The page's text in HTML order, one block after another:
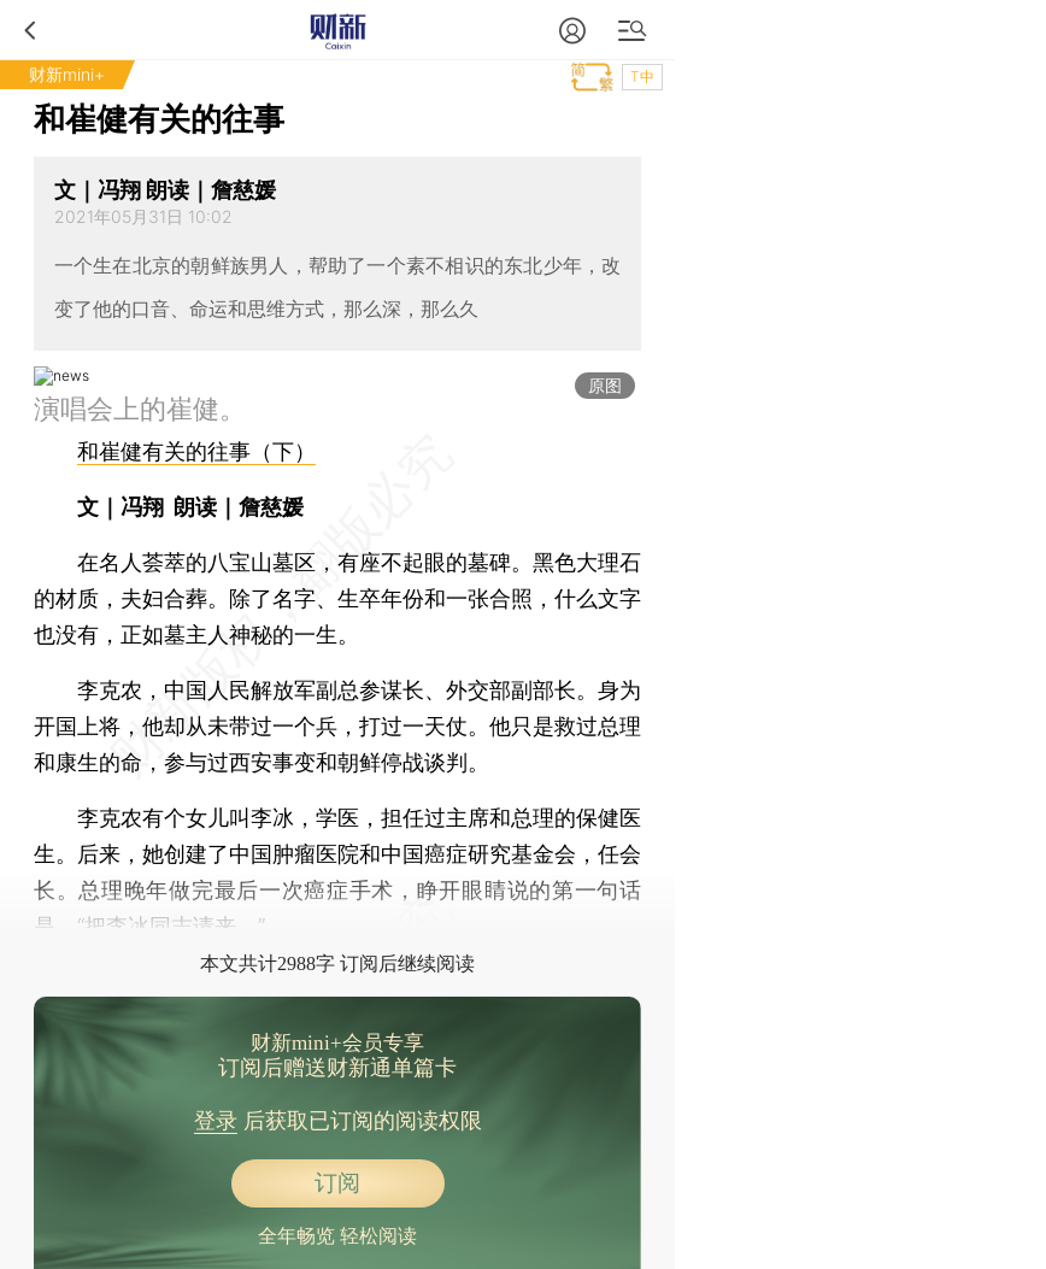
财新mini+ T中
和崔健有关的往事
文｜冯翔 朗读｜詹慈媛
2021年05月31日 10:02
一个生在北京的朝鲜族男人，帮助了一个素不相识的东北少年，改
变了他的口音、命运和思维方式，那么深，那么久
原图
演唱会上的崔健。
和崔健有关的往事（下）
文｜冯翔 朗读｜詹慈媛
在名人荟萃的八宝山墓区，有座不起眼的墓碑。黑色大理石
的材质，夫妇合葬。除了名字、生卒年份和一张合照，什么文字
也没有，正如墓主人神秘的一生。
李克农，中国人民解放军副总参谋长、外交部副部长。身为
开国上将，他却从未带过一个兵，打过一天仗。他只是救过总理
和康生的命，参与过西安事变和朝鲜停战谈判。
李克农有个女儿叫李冰，学医，担任过主席和总理的保健医
生。后来，她创建了中国肿瘤医院和中国癌症研究基金会，任会
长。总理晚年做完最后一次癌症手术，睁开眼睛说的第一句话
是，“把李冰同志请来。”
本文共计2988字 订阅后继续阅读
财新mini+会员专享
订阅后赠送财新通单篇卡
登录后获取已订阅的阅读权限
订阅
全年畅览 轻松阅读